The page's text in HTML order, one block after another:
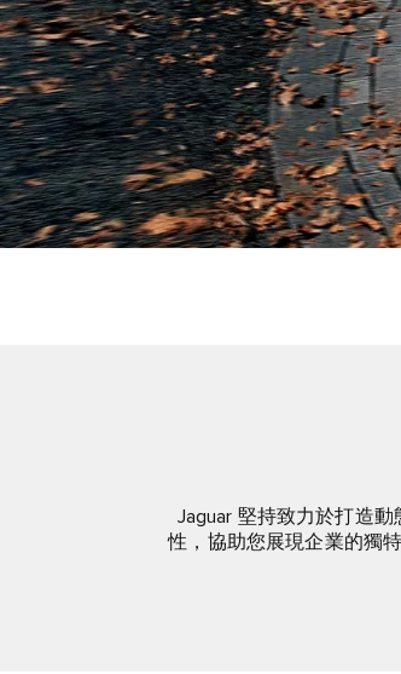
Jaguar 堅持致力於打造
性，協助您展現企業的獨